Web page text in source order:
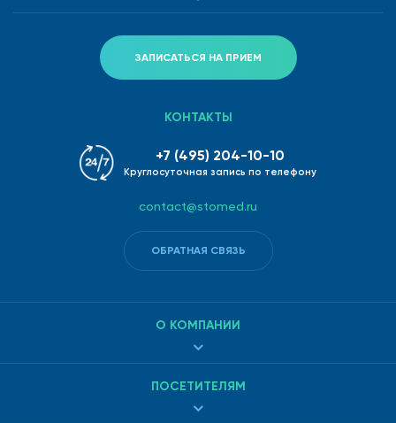
ЗАПИСАТЬСЯ НА ПРИЕМ
О КОМПАНИИ
ПОСЕТИТЕЛЯМ
КОНТАКТЫ
+7 (495) 204-10-10
Круглосуточная запись по телефону
contact@stomed.ru
ОБРАТНАЯ СВЯЗЬ